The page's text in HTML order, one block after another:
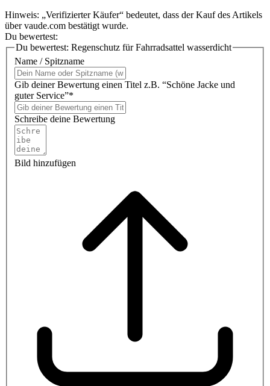
Hinweis: „Verifizierter Käufer“ bedeutet, dass der Kauf des Artikels
über vaude.com bestätigt wurde.
Du bewertest:
Du bewertest: Regenschutz für Fahrradsattel wasserdicht
Name / Spitzname
Gib deiner Bewertung einen Titel z.B. “Schöne Jacke und
guter Service”*
Schreibe deine Bewertung
Bild hinzufügen